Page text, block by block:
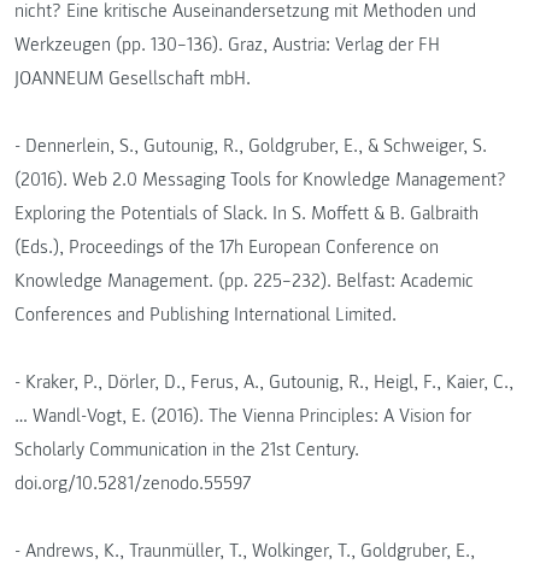
nicht? Eine kritische Auseinandersetzung mit Methoden und
Werkzeugen (pp. 130–136). Graz, Austria: Verlag der FH
JOANNEUM Gesellschaft mbH.
- Dennerlein, S., Gutounig, R., Goldgruber, E., & Schweiger, S.
(2016). Web 2.0 Messaging Tools for Knowledge Management?
Exploring the Potentials of Slack. In S. Moffett & B. Galbraith
(Eds.), Proceedings of the 17h European Conference on
Knowledge Management. (pp. 225–232). Belfast: Academic
Conferences and Publishing International Limited.
- Kraker, P., Dörler, D., Ferus, A., Gutounig, R., Heigl, F., Kaier, C.,
… Wandl-Vogt, E. (2016). The Vienna Principles: A Vision for
Scholarly Communication in the 21st Century.
doi.org/10.5281/zenodo.55597
- Andrews, K., Traunmüller, T., Wolkinger, T., Goldgruber, E.,